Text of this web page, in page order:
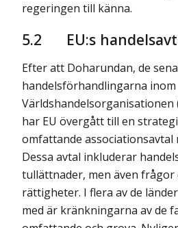
regeringen till känna.
5.2 EU:s
Efter att Doharundan, de
handelsförhandlingarna inom
Världshandelsorganisationen
har EU övergått till en
omfattande associationsavtal
Dessa avtal inkluderar
tullättnader, men även frågor
rättigheter. I flera av de
med är kränkningarna av de